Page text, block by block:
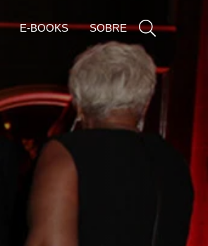
E-BOOKS SOBRE